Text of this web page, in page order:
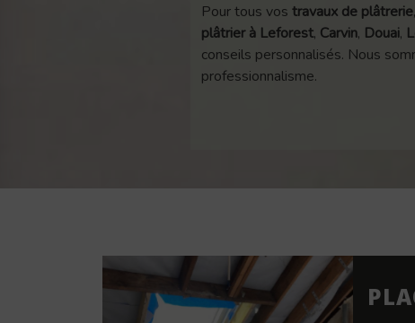
Pour tous vos travaux de plâtrerie,
plâtrier à Leforest, Carvin, Douai,
conseils personnalisés. Nous
professionnalisme.